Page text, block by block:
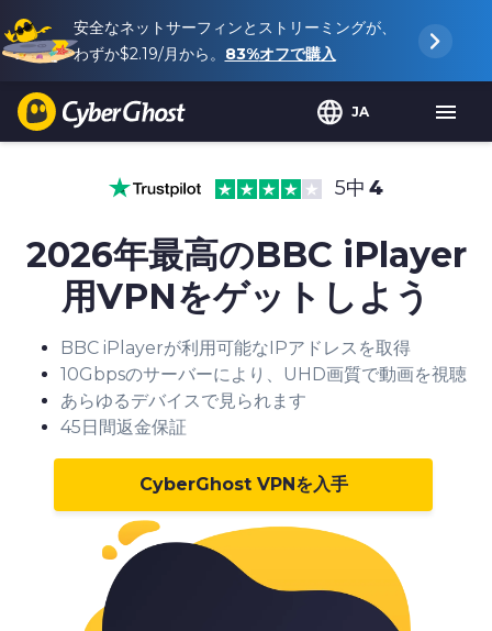
安全なネットサーフィンとストリーミングが、
わずか$2.19/月から。 83%オフで購入
JA
4
5中
2026年最高のBBC iPlayer
用VPNをゲットしよう
BBC iPlayerが利用可能なIPアドレスを取得
10Gbpsのサーバーにより、UHD画質で動画を視聴
あらゆるデバイスで見られます
45日間返金保証
CyberGhost VPNを入手